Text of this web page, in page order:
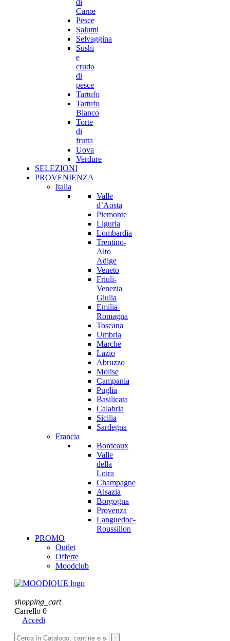
di
Carne
Pesce
Salumi
Selvaggina
Sushi
e
crudo
di
pesce
Tartufo
Tartufo
Bianco
Torte
di
frutta
Uova
Verdure
SELEZIONI
PROVENIENZA
Italia
Valle
d’Aosta
Piemonte
Liguria
Lombardia
Trentino-
Alto
Adige
Veneto
Friuli-
Venezia
Giulia
Emilia-
Romagna
Toscana
Umbria
Marche
Lazio
Abruzzo
Molise
Campania
Puglia
Basilicata
Calabria
Sicilia
Sardegna
Francia
Bordeaux
Valle
della
Loira
Champagne
Alsazia
Borgogna
Provenza
Languedoc-
Roussillon
PROMO
Outlet
Offerte
Moodclub
shopping_cart
Carrello 0
Accedi